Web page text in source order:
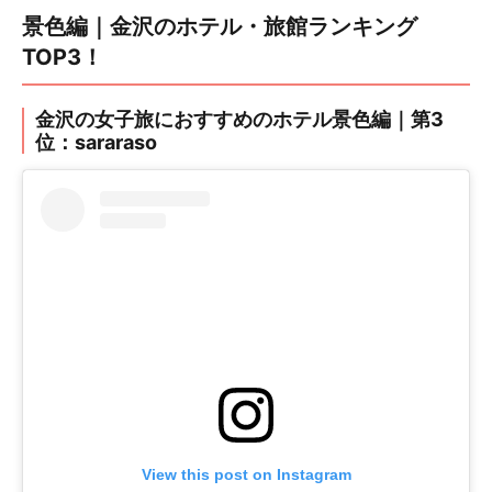
景色編｜金沢のホテル・旅館ランキング
TOP3！
金沢の女子旅におすすめのホテル景色編｜第3
位：sararaso
View this post on Instagram